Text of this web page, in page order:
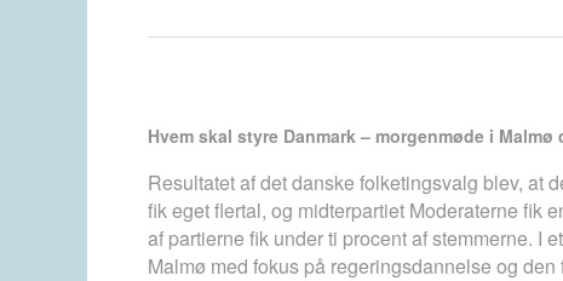
Hvem skal styre Danmark – morgenmøde i
Resultatet af det danske folketingsvalg blev, at
fik eget flertal, og midterpartiet Moderaterne fik
af partierne fik under ti procent af stemmerne. I
Malmø med fokus på regeringsdannelse og